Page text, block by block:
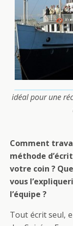
idéal pour une
Comment
méthode
votre coin ?
vous
l’équipe ?
Tout écrit seul,